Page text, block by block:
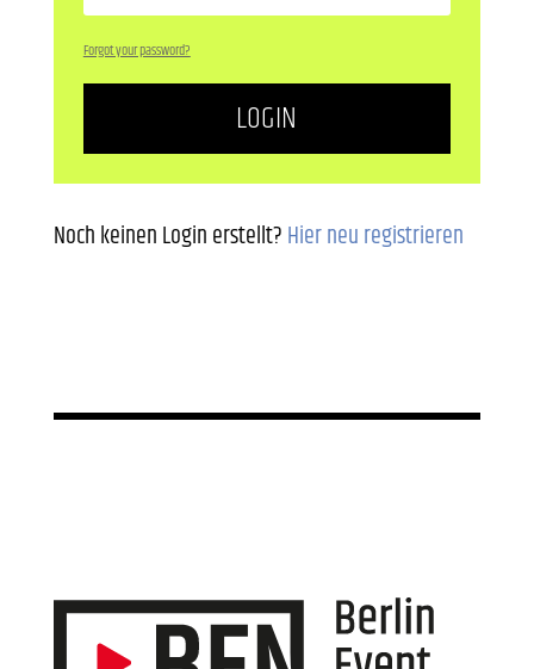
Forgot your password?
LOGIN
Noch keinen Login erstellt?Hier neu registrieren